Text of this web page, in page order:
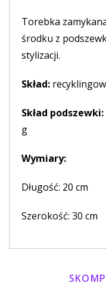
Torebka
środku z
stylizacji.
Skład:
Skład podszewki:
g
Wymiary:
Długość: 20 cm
Szerokość: 30 cm